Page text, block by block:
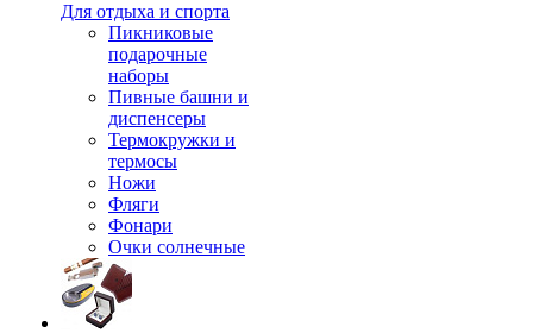
Для отдыха и спорта
Пикниковые
подарочные
наборы
Пивные башни и
диспенсеры
Термокружки и
термосы
Ножи
Фляги
Фонари
Очки солнечные